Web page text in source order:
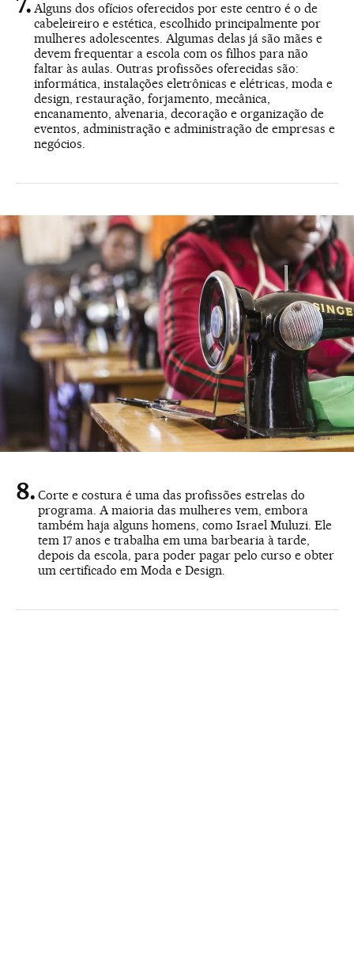
Alguns dos ofícios oferecidos por este centro é o de
cabeleireiro e estética, escolhido principalmente por
mulheres adolescentes. Algumas delas já são mães e
devem frequentar a escola com os filhos para não
faltar às aulas. Outras profissões oferecidas são:
informática, instalações eletrônicas e elétricas, moda e
design, restauração, forjamento, mecânica,
encanamento, alvenaria, decoração e organização de
eventos, administração e administração de empresas e
negócios.
Corte e costura é uma das profissões estrelas do
programa. A maioria das mulheres vem, embora
também haja alguns homens, como Israel Muluzi. Ele
tem 17 anos e trabalha em uma barbearia à tarde,
depois da escola, para poder pagar pelo curso e obter
um certificado em Moda e Design.